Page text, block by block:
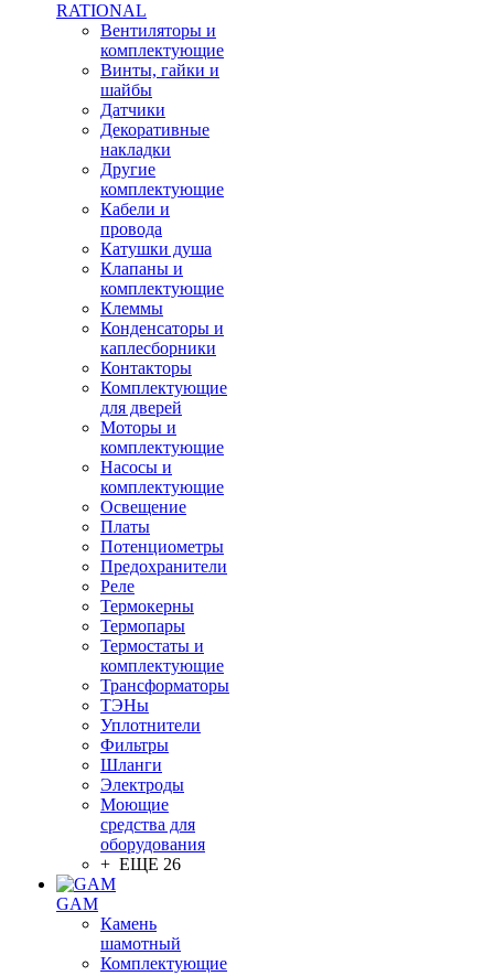
RATIONAL
Вентиляторы и
комплектующие
Винты, гайки и
шайбы
Датчики
Декоративные
накладки
Другие
комплектующие
Кабели и
провода
Катушки душа
Клапаны и
комплектующие
Клеммы
Конденсаторы и
каплесборники
Контакторы
Комплектующие
для дверей
Моторы и
комплектующие
Насосы и
комплектующие
Освещение
Платы
Потенциометры
Предохранители
Реле
Термокерны
Термопары
Термостаты и
комплектующие
Трансформаторы
ТЭНы
Уплотнители
Фильтры
Шланги
Электроды
Моющие
средства для
оборудования
+ ЕЩЕ 26
GAM
Камень
шамотный
Комплектующие